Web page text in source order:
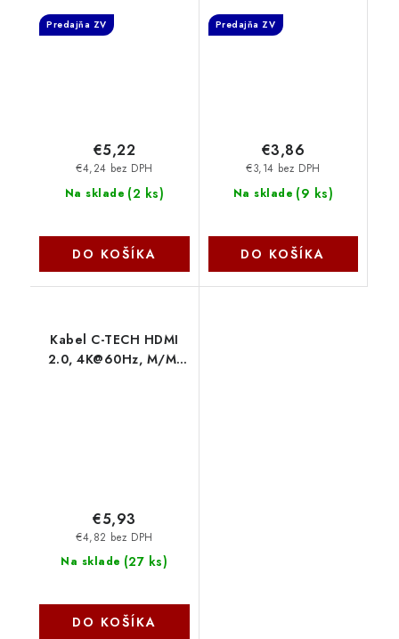
Predajňa ZV
Na sklade (2 ks)
€4,24 bez DPH
€5,22
DO KOŠÍKA
Predajňa ZV
Na sklade (9 ks)
€3,14 bez DPH
€3,86
DO KOŠÍKA
Kabel C-TECH HDMI
2.0, 4K@60Hz, M/M,
Na sklade (27 ks)
€4,82 bez DPH
€5,93
DO KOŠÍKA